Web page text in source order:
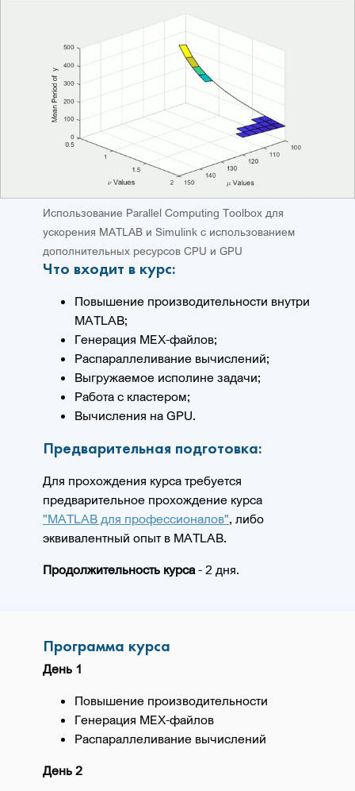
Использование Parallel Computing Toolbox для
ускорения MATLAB и Simulink с использованием
дополнительных ресурсов CPU и GPU
Что входит в курс:
Повышение производительности внутри
MATLAB;
Генерация MEX-файлов;
Распараллеливание вычислений;
Выгружаемое исполине задачи;
Работа с кластером;
Вычисления на GPU.
Предварительная подготовка:
Для прохождения курса требуется
предварительное прохождение курса
"MATLAB для профессионалов", либо
эквивалентный опыт в MATLAB.
Продолжительность курса - 2 дня.
Программа курса
День 1
Повышение производительности
Генерация MEX-файлов
Распараллеливание вычислений
День 2